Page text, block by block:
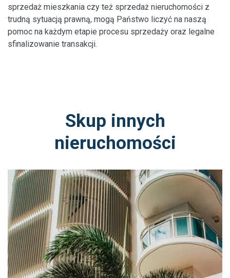
sprzedaż mieszkania czy też sprzedaż nieruchomości z
trudną sytuacją prawną, mogą Państwo liczyć na naszą
pomoc na każdym etapie procesu sprzedaży oraz legalne
sfinalizowanie transakcji.
Skup innych
nieruchomości